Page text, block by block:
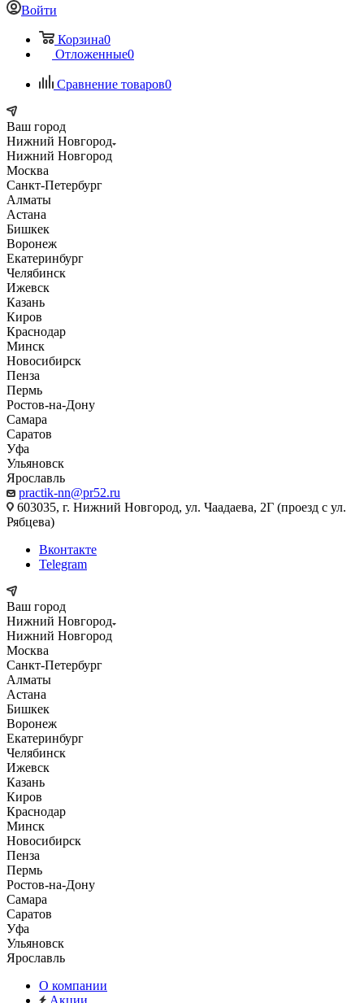
Войти
Корзина0
Отложенные0
Сравнение товаров0
Ваш город
Нижний Новгород
Нижний Новгород
Москва
Санкт-Петербург
Алматы
Астана
Бишкек
Воронеж
Екатеринбург
Челябинск
Ижевск
Казань
Киров
Краснодар
Минск
Новосибирск
Пенза
Пермь
Ростов-на-Дону
Самара
Саратов
Уфа
Ульяновск
Ярославль
practik-nn@pr52.ru
603035, г. Нижний Новгород, ул. Чаадаева, 2Г (проезд с ул.
Рябцева)
Вконтакте
Telegram
Ваш город
Нижний Новгород
Нижний Новгород
Москва
Санкт-Петербург
Алматы
Астана
Бишкек
Воронеж
Екатеринбург
Челябинск
Ижевск
Казань
Киров
Краснодар
Минск
Новосибирск
Пенза
Пермь
Ростов-на-Дону
Самара
Саратов
Уфа
Ульяновск
Ярославль
О компании
Акции